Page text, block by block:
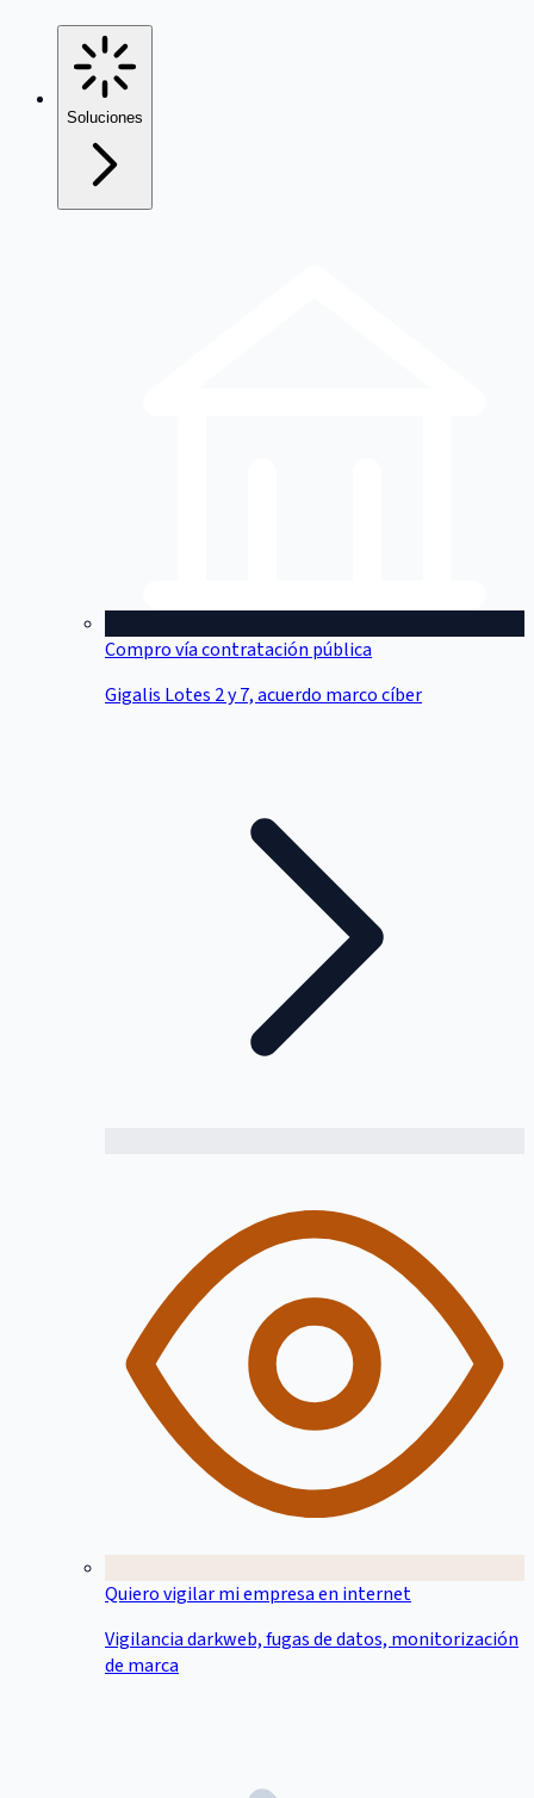
Soluciones
Compro vía contratación pública
Gigalis Lotes 2 y 7, acuerdo marco cíber
Quiero vigilar mi empresa en internet
Vigilancia darkweb, fugas de datos, monitorización
de marca